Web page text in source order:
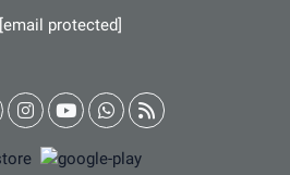
[email protected]